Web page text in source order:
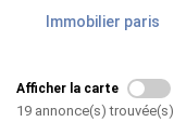
Immobilier paris
Afficher la carte
19 annonce(s) trouvée(s)